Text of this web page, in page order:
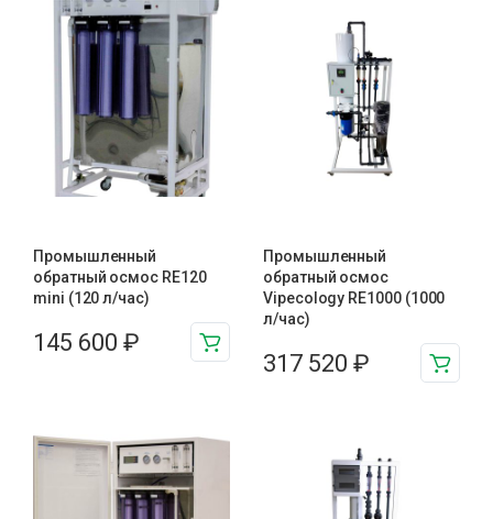
Промышленный
обратный осмос RE120
mini (120 л/час)
145 600 ₽
Промышленный
обратный осмос
Vipecology RE1000 (1000
л/час)
317 520 ₽